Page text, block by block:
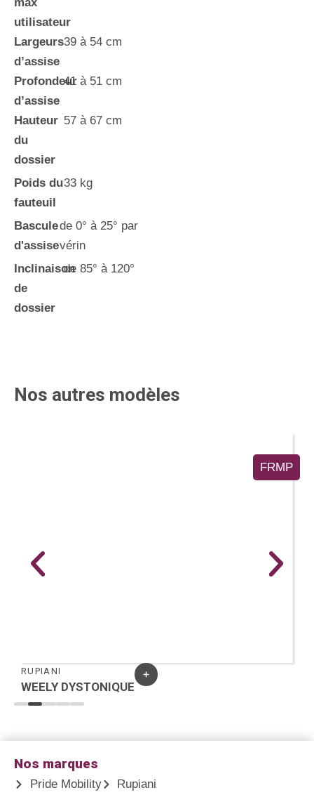
utilisateur
Largeurs
d’assise
39 à 54 cm
Profondeur
d’assise
41 à 51 cm
Hauteur
du
dossier
57 à 67 cm
Poids du
fauteuil
33 kg
Bascule
d'assise
de 0° à 25° par
vérin
Inclinaison
de
dossier
de 85° à 120°
Nos autres modèles
FRMP
RUPIANI
WEELY DYSTONIQUE
Nos marques
Pride Mobility
Rupiani